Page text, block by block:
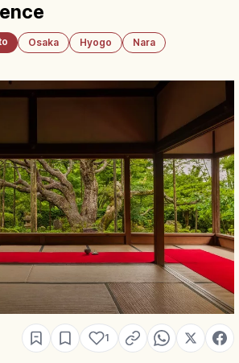
Osaka Hyogo
Nara
1